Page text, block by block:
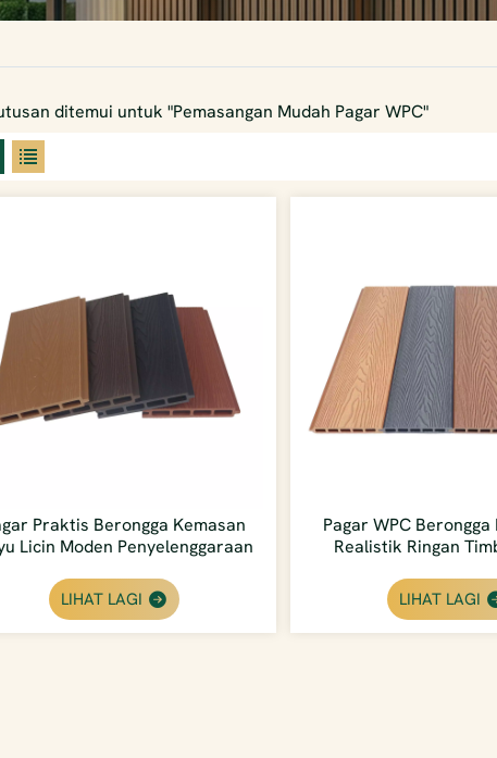
ditemui untuk "Pemasangan Mudah Pagar WPC"
Praktis Berongga Kemasan
Licin Moden Penyelenggaraan
LIHAT LAGI
Pagar WPC
Realistik Ringan
LIHAT LAGI